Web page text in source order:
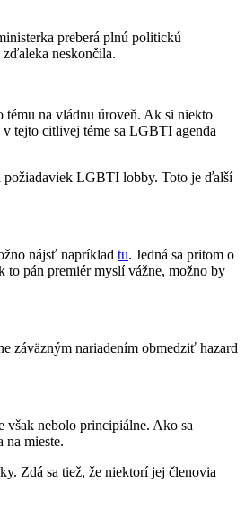
preberá plnú politickú
neskončila.
tému na vládnu úroveň. Ak si niekto
tejto citlivej téme sa LGBTI agenda
požiadaviek LGBTI lobby. Toto je ďalší
nájsť napríklad tu. Jedná sa pritom o
pán premiér myslí vážne, možno by
záväzným nariadením obmedziť hazard
však nebolo principiálne. Ako sa
mieste.
Zdá sa tiež, že niektorí jej členovia